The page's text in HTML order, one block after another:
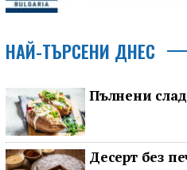
НАЙ-ТЪРСЕНИ ДНЕС
Пълнени
Десерт без